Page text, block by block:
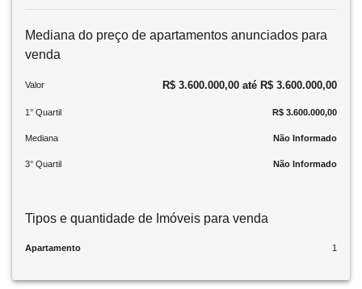
Mediana do preço de apartamentos anunciados para
venda
Valor R$ 3.600.000,00 até R$ 3.600.000,00
1° Quartil R$ 3.600.000,00
Mediana Não Informado
3° Quartil Não Informado
Tipos e quantidade de Imóveis para venda
Apartamento 1